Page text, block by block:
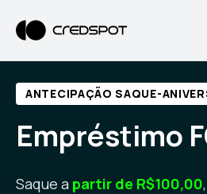
ANTECIPAÇÃO SAQUE-
Empréstimo
Saque a partir de R$100,00